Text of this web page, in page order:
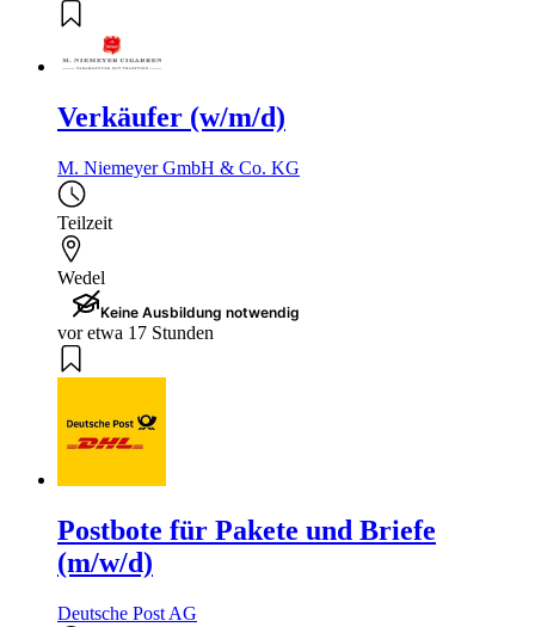
Verkäufer (w/m/d)
M. Niemeyer GmbH & Co. KG
Teilzeit
Wedel
Keine Ausbildung notwendig
vor etwa 17 Stunden
Postbote für Pakete und Briefe
(m/w/d)
Deutsche Post AG